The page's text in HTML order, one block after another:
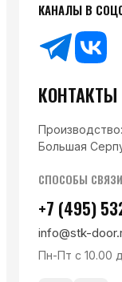
КАНАЛЫ В
КОНТАКТЫ
Большая
СПОСОБЫ СВЯЗИ
+7 (495)
info@stk-
Пн-Пт с 10.00